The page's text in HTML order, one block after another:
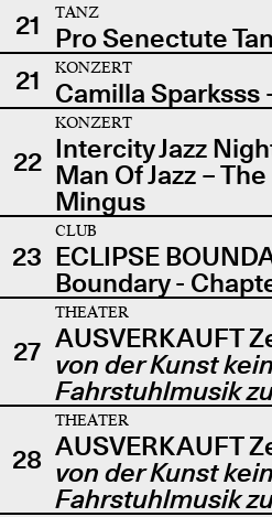
21
TANZ
Pro Senectute
21
KONZERT
Camilla Sparksss
22
KONZERT
Intercity Jazz
Man Of Jazz –
Mingus
23
CLUB
ECLIPSE
Boundary -
27
THEATER
AUSVERKAUFT
von der Kunst
Fahrstuhlmusik
28
THEATER
AUSVERKAUFT
von der Kunst
Fahrstuhlmusik